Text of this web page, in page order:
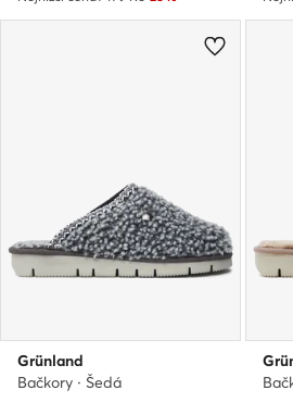
Grünland
Bačkory · Šedá